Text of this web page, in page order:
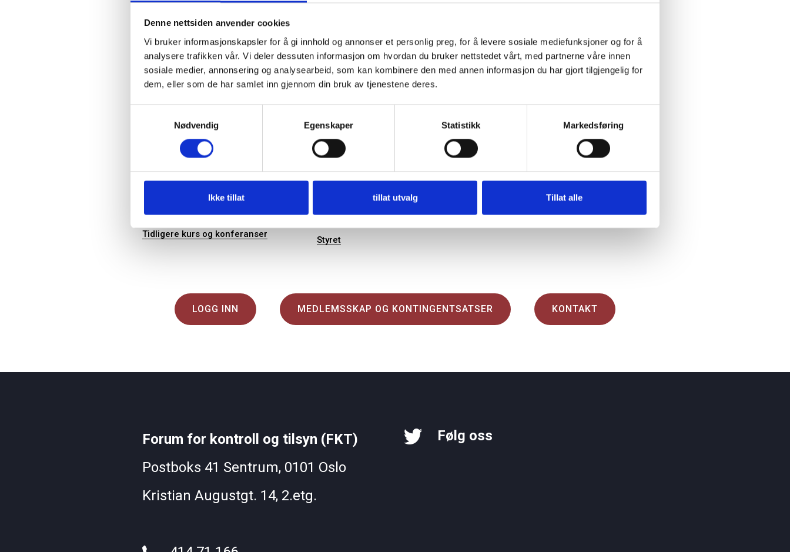
Denne nettsiden anvender cookies
Vi bruker informasjonskapsler for å gi innhold og annonser et personlig preg, for å levere sosiale mediefunksjoner og for å
analysere trafikken vår. Vi deler dessuten informasjon om hvordan du bruker nettstedet vårt, med partnerne våre innen
sosiale medier, annonsering og analysearbeid, som kan kombinere den med annen informasjon du har gjort tilgjengelig for
dem, eller som de har samlet inn gjennom din bruk av tjenestene deres.
Nødvendig
Egenskaper Statistikk Markedsføring
Ikke tillat tillat utvalg Tillat alle
Veiledere Fagtema
Kontrollutvalgssekretariat
Publikasjoner
Konferanser og seminar
Kontrollutvalgslederskolen del 4, 25.
- 26. august 2026
Tidligere kurs og konferanser
Om FKT
Årsmøte 2026
Styret
LOGG INN MEDLEMSSKAP OG KONTINGENTSATSER KONTAKT
Forum for kontroll og tilsyn (FKT)
Postboks 41 Sentrum, 0101 Oslo
Kristian Augustgt. 14, 2.etg.
Følg oss